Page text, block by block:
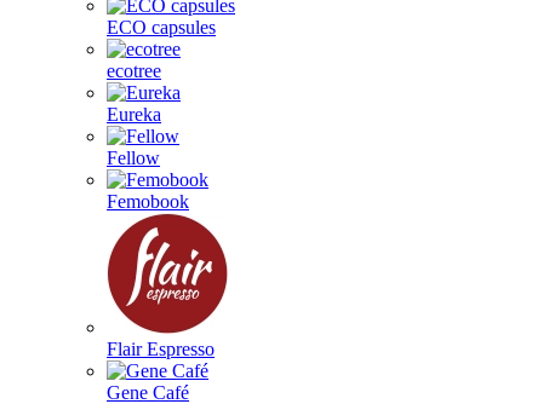
ECO capsules
ecotree
Eureka
Fellow
Femobook
Flair Espresso
Gene Café